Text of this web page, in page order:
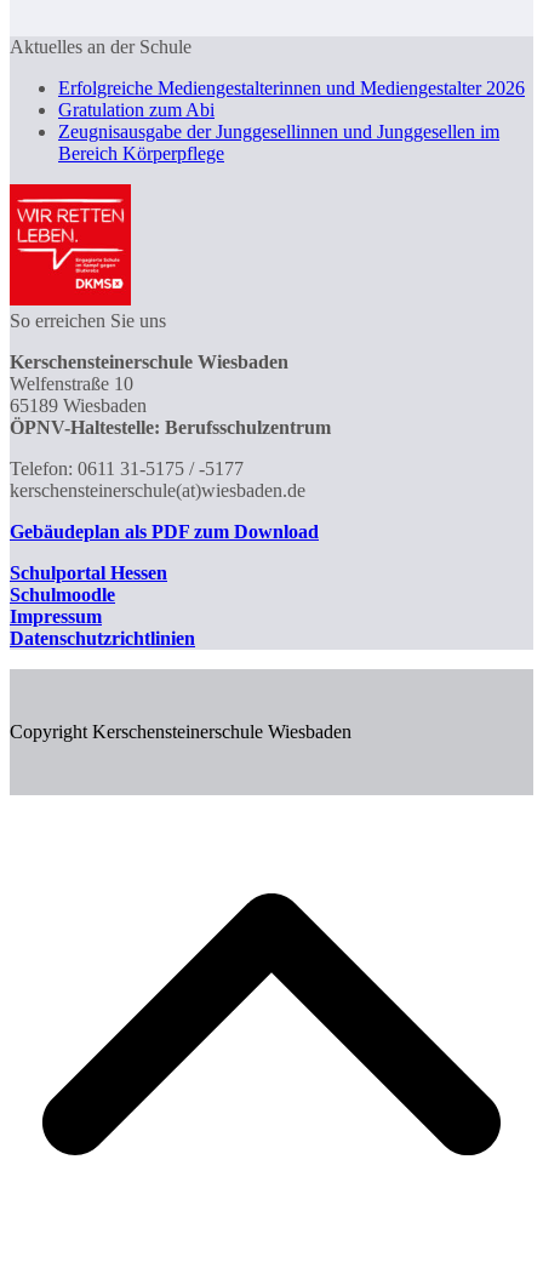
Aktuelles an der Schule
Erfolgreiche Mediengestalterinnen und Mediengestalter 2026
Gratulation zum Abi
Zeugnisausgabe der Junggesellinnen und Junggesellen im
Bereich Körperpflege
So erreichen Sie uns
Kerschensteinerschule Wiesbaden
Welfenstraße 10
65189 Wiesbaden
ÖPNV-Haltestelle: Berufsschulzentrum
Telefon: 0611 31-5175 / -5177
kerschensteinerschule(at)wiesbaden.de
Gebäudeplan als PDF zum Download
Schulportal Hessen
Schulmoodle
Impressum
Datenschutzrichtlinien
Copyright Kerschensteinerschule Wiesbaden